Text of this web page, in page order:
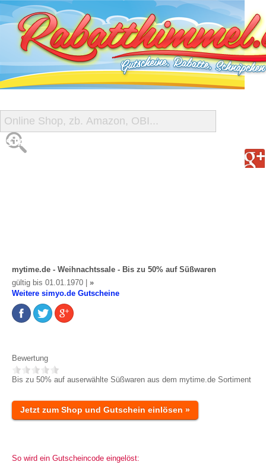
START
mytime.de - Weihnachtssale - Bis zu 50% auf Süßwaren
gültig bis 01.01.1970 | »
Weitere simyo.de Gutscheine
Bewertung
Bis zu 50% auf auserwählte Süßwaren aus dem mytime.de Sortiment
Jetzt zum Shop und Gutschein einlösen »
So wird ein Gutscheincode eingelöst: